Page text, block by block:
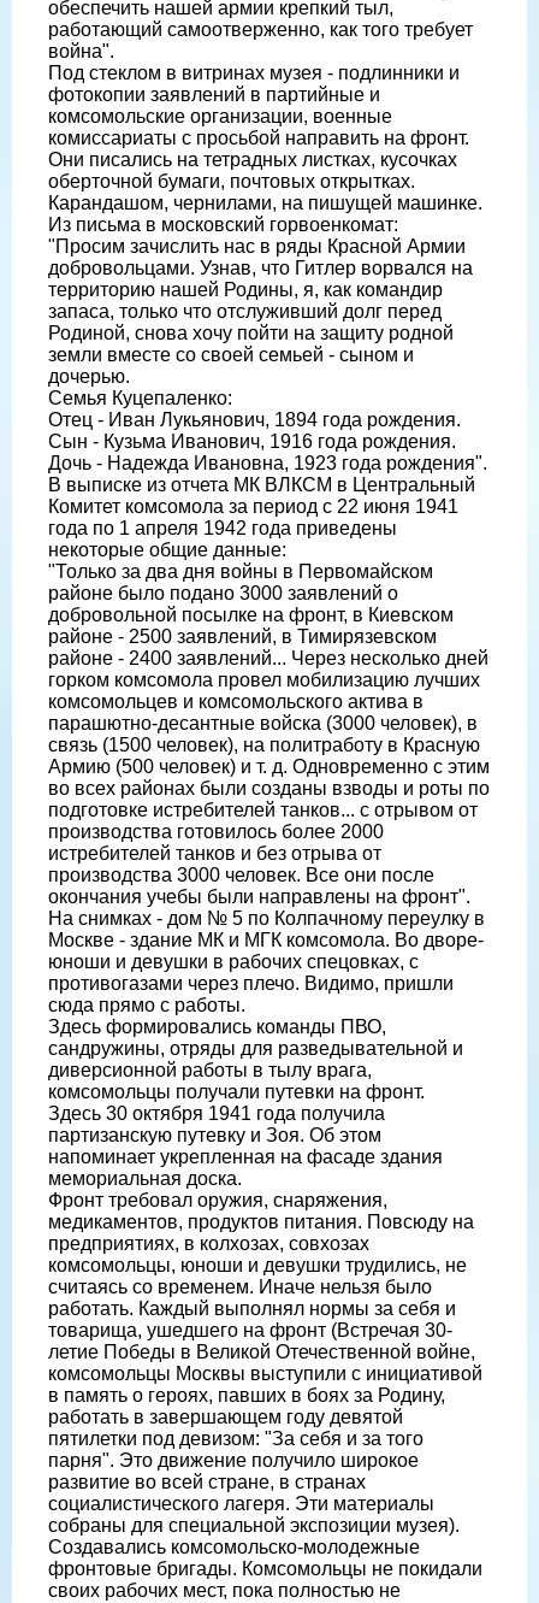
обеспечить нашей армии крепкий тыл,
работающий самоотверженно, как того требует
война".
Под стеклом в витринах музея - подлинники и
фотокопии заявлений в партийные и
комсомольские организации, военные
комиссариаты с просьбой направить на фронт.
Они писались на тетрадных листках, кусочках
оберточной бумаги, почтовых открытках.
Карандашом, чернилами, на пишущей машинке.
Из письма в московский горвоенкомат:
"Просим зачислить нас в ряды Красной Армии
добровольцами. Узнав, что Гитлер ворвался на
территорию нашей Родины, я, как командир
запаса, только что отслуживший долг перед
Родиной, снова хочу пойти на защиту родной
земли вместе со своей семьей - сыном и
дочерью.
Семья Куцепаленко:
Отец - Иван Лукьянович, 1894 года рождения.
Сын - Кузьма Иванович, 1916 года рождения.
Дочь - Надежда Ивановна, 1923 года рождения".
В выписке из отчета МК ВЛКСМ в Центральный
Комитет комсомола за период с 22 июня 1941
года по 1 апреля 1942 года приведены
некоторые общие данные:
"Только за два дня войны в Первомайском
районе было подано 3000 заявлений о
добровольной посылке на фронт, в Киевском
районе - 2500 заявлений, в Тимирязевском
районе - 2400 заявлений... Через несколько дней
горком комсомола провел мобилизацию лучших
комсомольцев и комсомольского актива в
парашютно-десантные войска (3000 человек), в
связь (1500 человек), на политработу в Красную
Армию (500 человек) и т. д. Одновременно с этим
во всех районах были созданы взводы и роты по
подготовке истребителей танков... с отрывом от
производства готовилось более 2000
истребителей танков и без отрыва от
производства 3000 человек. Все они после
окончания учебы были направлены на фронт".
На снимках - дом № 5 по Колпачному переулку в
Москве - здание МК и МГК комсомола. Во дворе-
юноши и девушки в рабочих спецовках, с
противогазами через плечо. Видимо, пришли
сюда прямо с работы.
Здесь формировались команды ПВО,
сандружины, отряды для разведывательной и
диверсионной работы в тылу врага,
комсомольцы получали путевки на фронт.
Здесь 30 октября 1941 года получила
партизанскую путевку и Зоя. Об этом
напоминает укрепленная на фасаде здания
мемориальная доска.
Фронт требовал оружия, снаряжения,
медикаментов, продуктов питания. Повсюду на
предприятиях, в колхозах, совхозах
комсомольцы, юноши и девушки трудились, не
считаясь со временем. Иначе нельзя было
работать. Каждый выполнял нормы за себя и
товарища, ушедшего на фронт (Встречая 30-
летие Победы в Великой Отечественной войне,
комсомольцы Москвы выступили с инициативой
в память о героях, павших в боях за Родину,
работать в завершающем году девятой
пятилетки под девизом: "За себя и за того
парня". Это движение получило широкое
развитие во всей стране, в странах
социалистического лагеря. Эти материалы
собраны для специальной экспозиции музея).
Создавались комсомольско-молодежные
фронтовые бригады. Комсомольцы не покидали
своих рабочих мест, пока полностью не